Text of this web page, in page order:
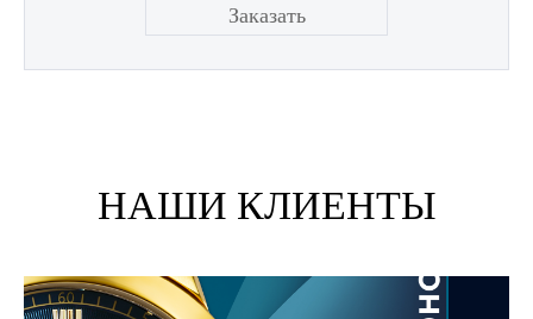
Заказать
НАШИ КЛИЕНТЫ